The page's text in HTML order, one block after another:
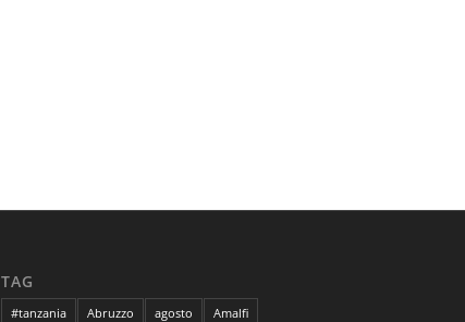
TAG
#tanzania Abruzzo agosto
Amalfi